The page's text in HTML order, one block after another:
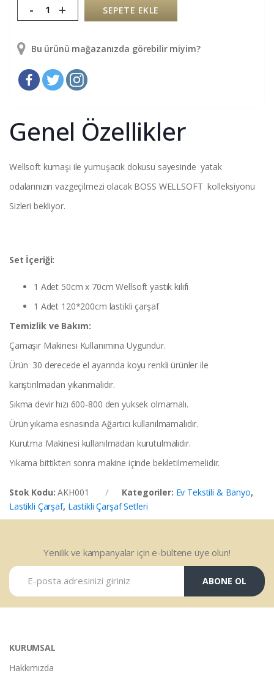
- + SEPETE EKLE
Bu ürünü mağazanızda görebilir miyim?
Genel Özellikler
Wellsoft kumaşı ile yumuşacık dokusu sayesinde yatak
odalarınızın vazgeçilmezi olacak BOSS WELLSOFT kolleksiyonu
Sizleri bekliyor.
Set İçeriği:
1 Adet 50cm x 70cm Wellsoft yastık kılıfı
1 Adet 120*200cm lastikli çarşaf
Temizlik ve Bakım:
Çamaşır Makinesi Kullanımına Uygundur.
Ürün 30 derecede el ayarında koyu renkli ürünler ile
karıştırılmadan yıkanmalıdır.
Sıkma devir hızı 600-800 den yuksek olmamalı.
Ürün yıkama esnasında Ağartıcı kullanılmamalıdır.
Kurutma Makinesi kullanılmadan kurutulmalıdır.
Yıkama bittikten sonra makine içinde bekletilmemelidir.
Stok Kodu:AKH001 Kategoriler: Ev Tekstili & Banyo,
Lastikli Çarşaf, Lastikli Çarşaf Setleri
Yenilik ve kampanyalar için e-bültene üye olun!
ABONE OL
KURUMSAL
Hakkımızda